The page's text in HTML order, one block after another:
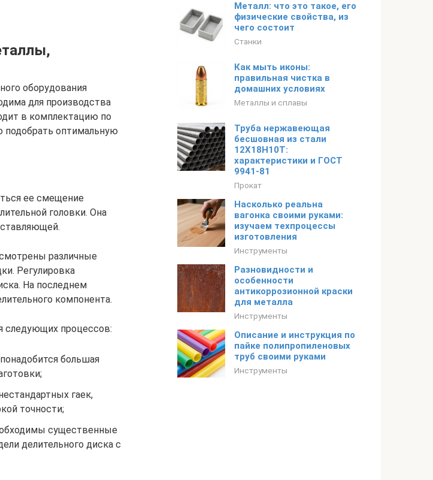
оборудования
для производства
в комплектацию по
подобрать оптимальную
ее смещение
головки. Она
различные
Регулировка
На последнем
компонента.
следующих процессов:
большая
гаек,
точности;
существенные
делительного диска с
Металл: что это такое, его
физические свойства, из
чего состоит
Станки
Как мыть иконы:
правильная чистка в
домашних условиях
Металлы и сплавы
Труба нержавеющая
бесшовная из стали
12Х18Н10Т:
характеристики и ГОСТ
9941-81
Прокат
Насколько реальна
вагонка своими руками:
изучаем техпроцессы
изготовления
Инструменты
Разновидности и
особенности
антикоррозионной краски
для металла
Инструменты
Описание и инструкция по
пайке полипропиленовых
труб своими руками
Инструменты